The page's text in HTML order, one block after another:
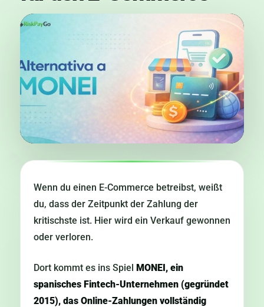
Wenn du einen E-Commerce betreibst, weißt
du, dass der Zeitpunkt der Zahlung der
kritischste ist. Hier wird ein Verkauf gewonnen
oder verloren.
Dort kommt es ins Spiel MONEI, ein
spanisches Fintech-Unternehmen (gegründet
2015), das Online-Zahlungen vollständig